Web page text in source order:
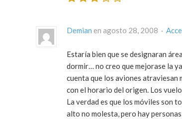
Demian en agosto 28, 2008 ·
Estaría bien que se designaran
dormir… no creo que mejorase la
cuenta que los aviones atraviesan
con el horario del origen. Los
La verdad es que los móviles son
alto no molesta, pero hay